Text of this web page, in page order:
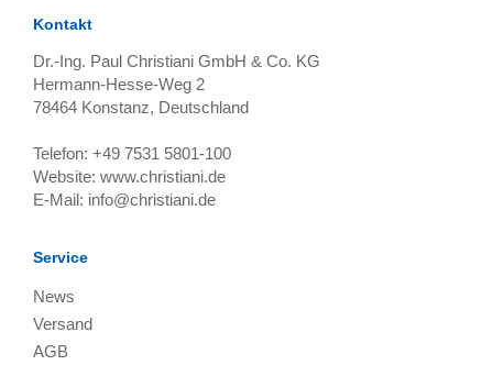
Kontakt
Dr.-Ing. Paul Christiani GmbH & Co. KG
Hermann-Hesse-Weg 2
78464 Konstanz, Deutschland
Telefon: +49 7531 5801-100
Website: www.christiani.de
E-Mail: info@christiani.de
Service
News
Versand
AGB